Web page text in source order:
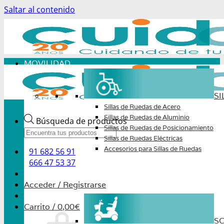
Saltar al contenido
Búsqueda de productos
91 682 56 91
666 47 53 37
Acceder / Registrarse
Carrito /0,00€
MOVILIDAD
Sillas de Ruedas de Acero
Sillas de Ruedas de Aluminio
Sillas de Ruedas de Posicionamiento
Sillas de Ruedas Eléctricas
Accesorios para Sillas de Ruedas